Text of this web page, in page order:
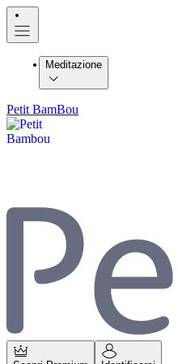
Meditazione
Petit BamBou